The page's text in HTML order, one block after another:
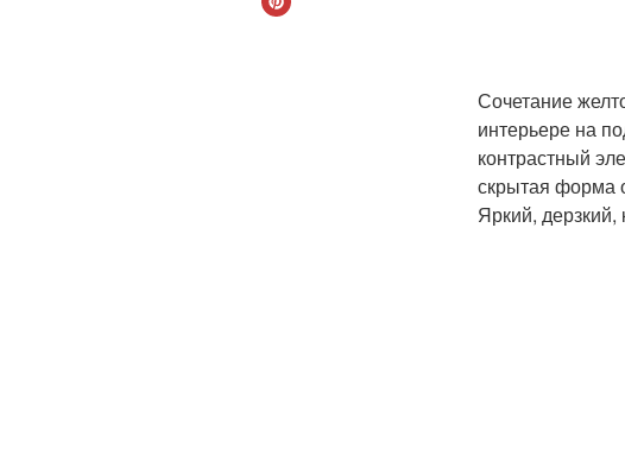
Сочетание
интерьере на
контрастный
скрытая форма
Яркий, дерзкий,